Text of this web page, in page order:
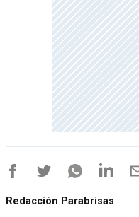
Redacción Parabrisas